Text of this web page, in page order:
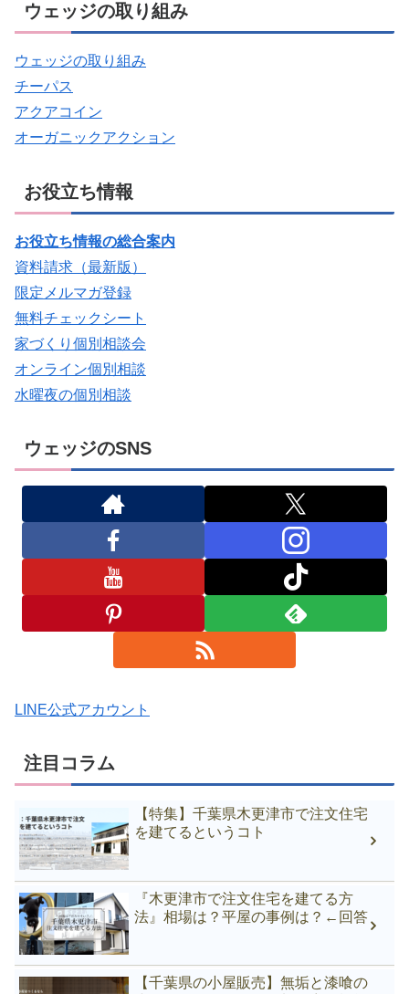
ウェッジの取り組み
ウェッジの取り組み
チーパス
アクアコイン
オーガニックアクション
お役立ち情報
お役立ち情報の総合案内
資料請求（最新版）
限定メルマガ登録
無料チェックシート
家づくり個別相談会
オンライン個別相談
水曜夜の個別相談
ウェッジのSNS
LINE公式アカウント
注目コラム
【特集】千葉県木更津市で注文住宅
を建てるというコト
『木更津市で注文住宅を建てる方
法』相場は？平屋の事例は？←回答
【千葉県の小屋販売】無垢と漆喰の